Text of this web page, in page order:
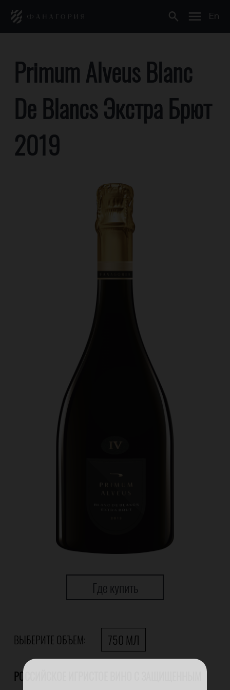
En
Primum Alveus Blanc
De Blancs Экстра Брют
2019
Где купить
ВЫБЕРИТЕ ОБЪЕМ: 750 МЛ
РОССИЙСКОЕ ИГРИСТОЕ ВИНО С ЗАЩИЩЕННЫМ